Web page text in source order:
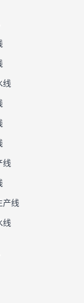
线
线
产线
线